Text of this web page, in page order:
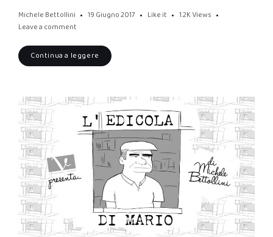
Michele Bettollini 19 Giugno 2017 Like it 1.2K Views
Leave a comment
Continua a leggere